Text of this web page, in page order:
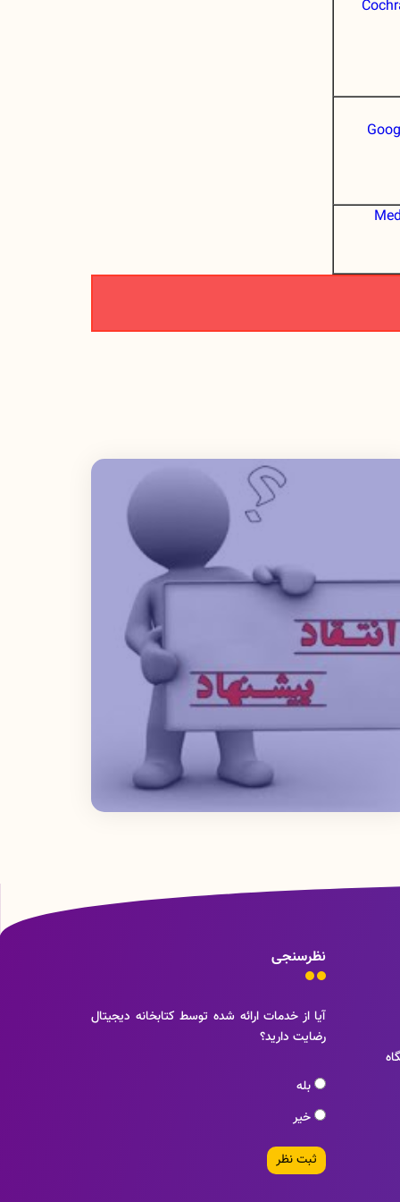
نظرسنجی
آیا از خدمات ارائه شده توسط کتابخانه دیجیتال
رضایت دارید؟
بله
خیر
ثبت نظر